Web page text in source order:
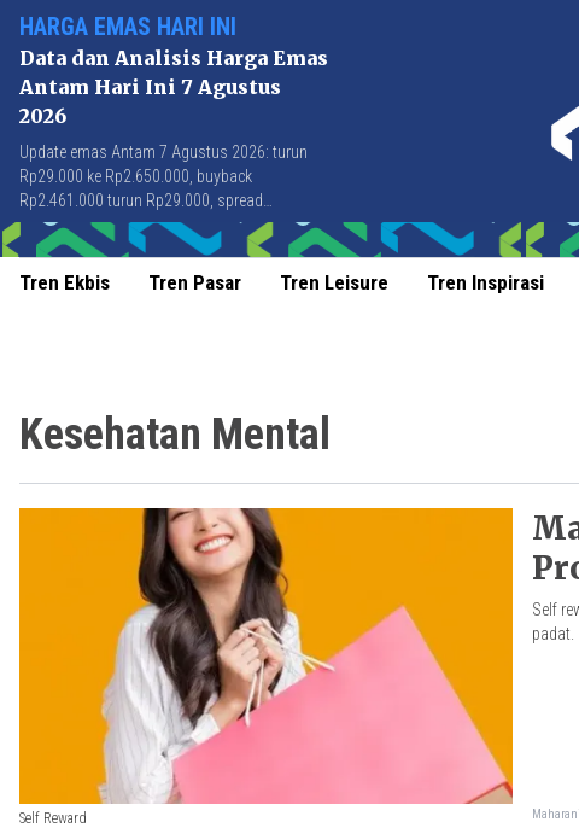
HARGA EMAS HARI INI
Data dan Analisis Harga Emas
Antam Hari Ini 7 Agustus
2026
Update emas Antam 7 Agustus 2026: turun
Rp29.000 ke Rp2.650.000, buyback
Rp2.461.000 turun Rp29.000, spread
Rp189.000 stabil di level terbaik sejak April
2026.
Tren Ekbis Tren Pasar Tren Leisure Tren Inspirasi
Kesehatan Mental
Self
padat.
Self Reward